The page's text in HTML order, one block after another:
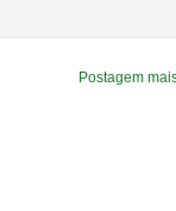
Postagem